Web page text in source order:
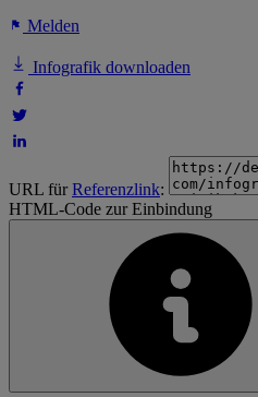
Melden
Infografik downloaden
URL fürReferenzlink:
HTML-Code zur Einbindung